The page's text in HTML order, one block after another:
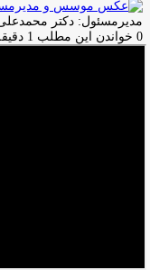
مدیرمسئول: دکتر محمدعلی
0 خواندن این مطلب 1 دقیقه زمان میبرد